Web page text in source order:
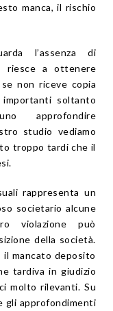
manca, il rischio
l’assenza di
riesce a ottenere
non riceve copia
soltanto
approfondire
studio vediamo
troppo tardi che il
rappresenta un
societario alcune
violazione può
della società.
mancato deposito
tardiva in giudizio
molto rilevanti. Su
gli approfondimenti